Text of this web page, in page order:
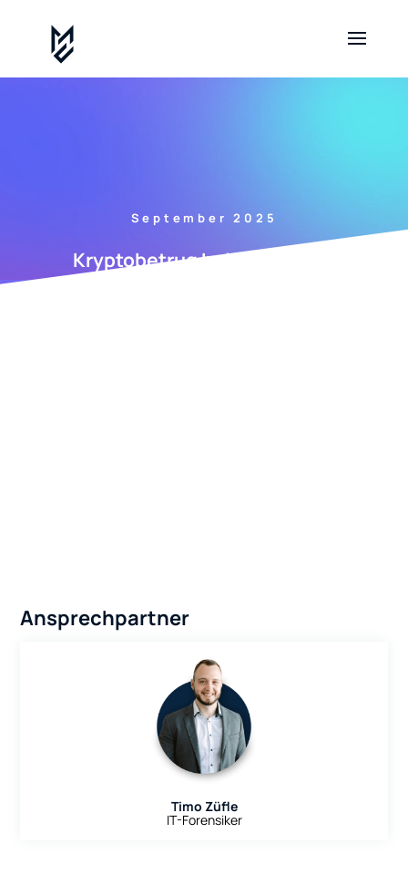
September 2025
Kryptobetrug bei 415 Capital
Management: Wie Sie sich wehren
Ansprechpartner
Timo Züfle
IT-Forensiker